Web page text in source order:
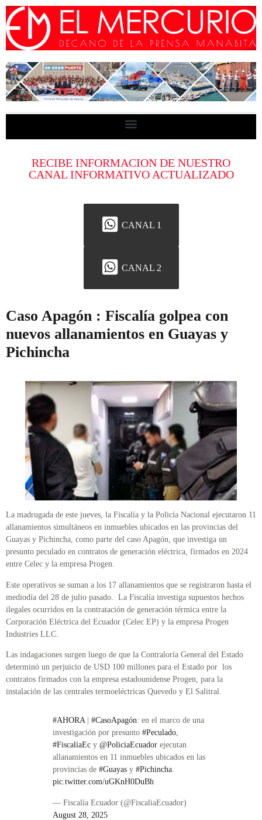
RECIBE INFORMACION DE NUESTRO
CANAL INFORMATIVO ACTUALIZADO
CANAL 1
CANAL 2
Caso Apagón : Fiscalía golpea con
nuevos allanamientos en Guayas y
Pichincha
La madrugada de este jueves, la Fiscalía y la Policía Nacional ejecutaron 11
allanamientos simultáneos en inmuebles ubicados en las provincias del
Guayas y Pichincha, como parte del caso Apagón, que investiga un
presunto peculado en contratos de generación eléctrica, firmados en 2024
entre Celec y la empresa Progen.
Este operativos se suman a los 17 allanamientos que se registraron hasta el
mediodía del 28 de julio pasado. La Fiscalía investiga supuestos hechos
ilegales ocurridos en la contratación de generación térmica entre la
Corporación Eléctrica del Ecuador (Celec EP) y la empresa Progen
Industries LLC.
Las indagaciones surgen luego de que la Contraloría General del Estado
determinó un perjuicio de USD 100 millones para el Estado por los
contratos firmados con la empresa estadounidense Progen, para la
instalación de las centrales termoeléctricas Quevedo y El Salitral.
#AHORA| #CasoApagón: en el marco de una
investigación por presunto #Peculado,
#FiscalíaEc y @PoliciaEcuador ejecutan
allanamientos en 11 inmuebles ubicados en las
provincias de #Guayas y #Pichincha.
pic.twitter.com/uGKnH0DuBh
— Fiscalía Ecuador (@FiscaliaEcuador)
August 28, 2025